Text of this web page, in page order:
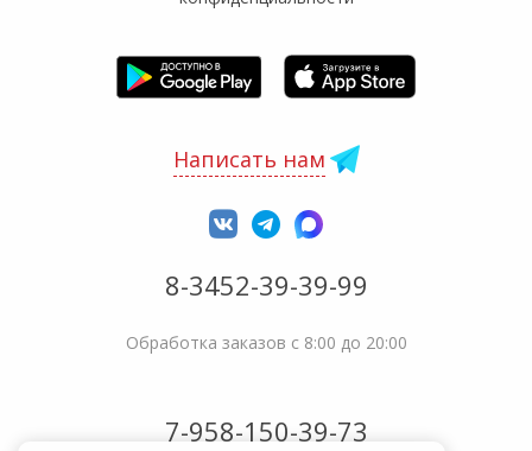
Написать нам
8-3452-39-39-99
Обработка заказов с 8:00 до 20:00
7-958-150-39-73